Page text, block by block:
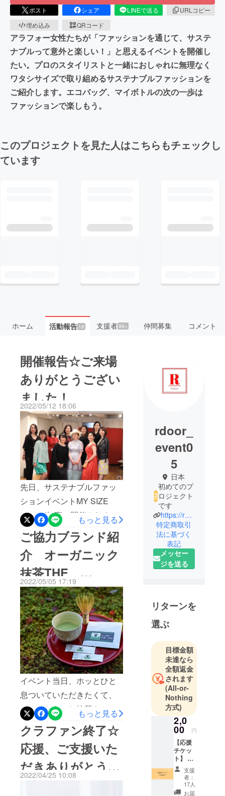
ポスト シェア LINEで送る
URLコピー
埋め込み
QRコード
アラフォー女性たちが「ファッションを通じて、サステ
ナブルって意外と楽しい！」と思えるイベントを開催し
たい。プロのスタイリストと一緒におしゃれに無理なく
ワタシサイズで取り組めるサステナブルファッションを
ご紹介します。エコバッグ、マイボトルの次の一歩は
ファッションで楽しもう。
このプロジェクトを見た人はこちらもチェックし
ています
ホーム 活動報告18 支援者99+ 仲間募集 コメント
開催報告☆ご来場
ありがとうござい
ました！
2022/05/12 18:06
先日、サステナブルファッ
ションイベントMY SIZE
2022が無事に開催されまし
た。これもひとえに、皆様
がクラウドファンディング
にご支援下さったおかげで
す。改めまして、ご支援く
ださりありがとうございま
した！当日はお天気にも恵
まれ会場の後方までたくさ
んの方にご来場いただきあ
りがとうございました。ま
た関係者の皆様もご来場い
ただきありがとうございま
した。まずは受付で、ご協
力企業様からの来場者プレ
ゼントを来場者全員へお渡
し。「実はコレ、以前から
気になっていたんです。お
試し出来て嬉しいです！」
とのお声もたくさん頂戴し
ました。実際に見て触れる
もっと見る
ご協力ブランド紹
介 オーガニック
抹茶THE
MATCHA CLUB
2022/05/05 17:19
イベント当日、ホッとひと
息ついていただきたくて、
とっておきのお抹茶をご用
意いたしました。名水百選
である鹿児島県霧島の湧き
水と澄んだ空気の元、5年に
わたり熟成させた自家製の
天然堆肥だけで育成された
もっと見る
クラファン終了☆
応援、ご支援いた
だきありがとうご
ざいました！
2022/04/25 10:08
rdoor_
event0
5
日本
初めてのプ
ロジェクト
です
https://rdoor-official.com
特定商取引
法に基づく
表記
メッセー
ジを送る
リターンを
選ぶ
目標金額
未達なら
全額返金
されます
(All-or-
Nothing
方式)
2,0
00 円
【応援
チケッ
ト】 こ
のイベ
ントを
応援し
たい！
支援
者：
17人
お届